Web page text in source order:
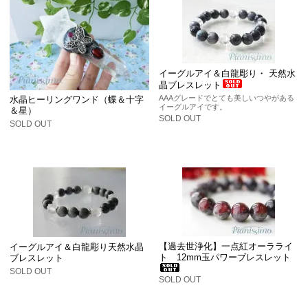
水晶ヒーリングワンド（蝶＆十字
＆星）
SOLD OUT
イーグルアイ＆白龍彫り・ 天然水
晶ブレスレット
AAAグレードでとても美しいつやがある
イーグルアイです。
SOLD OUT
イーグルアイ＆白龍彫り天然水晶
ブレスレット
SOLD OUT
【過去世浄化】一点紅オーラライ
ト 12mm玉パワーブレスレット
SOLD OUT